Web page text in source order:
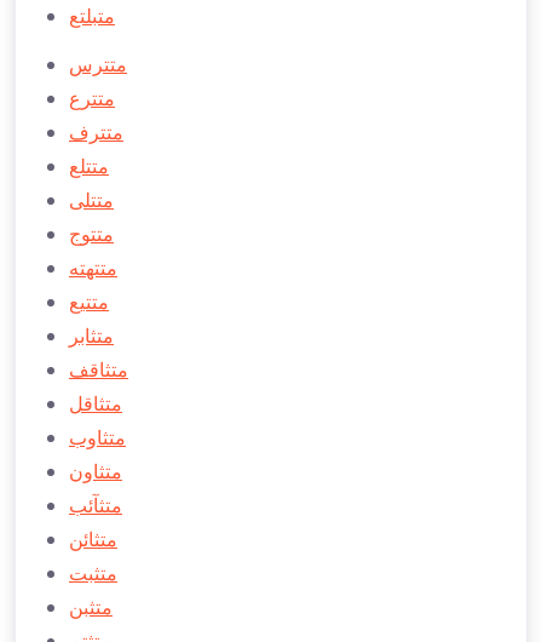
متبلتع
متترس
متترع
متترف
متتلع
متتلی
متتوج
متتهته
متتیع
متثابر
متثاقف
متثاقل
متثاوب
متثاون
متثآئب
متثائن
متثبت
متثبن